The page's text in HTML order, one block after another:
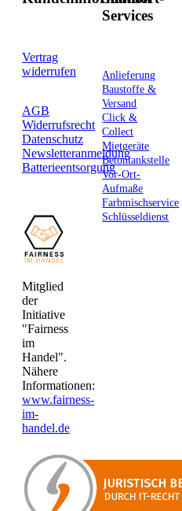
Vertrag
widerrufen
AGB
Widerrufsrecht
Datenschutz
Newsletteranmeldung
Batterieentsorgung
Mitglied
der
Initiative
"Fairness
im
Handel".
Nähere
Informationen:
www.fairness-
im-
handel.de
Services
Anlieferung
Baustoffe &
Versand
Click &
Collect
Mietgeräte
Betontankstelle
Vor-Ort-
Aufmaße
Farbmischservice
Schlüsseldienst